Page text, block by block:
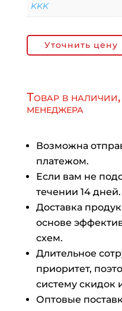
KKK
Уточнить цену
Товар в наличии,
менеджера
Возможна
платежом.
Если вам не
течении 14 дней.
Доставка
основе
схем.
Длительное
приоритет,
систему скидок
Оптовые